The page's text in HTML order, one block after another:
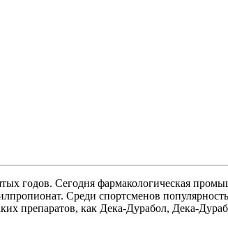
годов. Сегодня фармакологическая
Среди спортсменов
препаратов, как Дека-Дурабол, Дека-